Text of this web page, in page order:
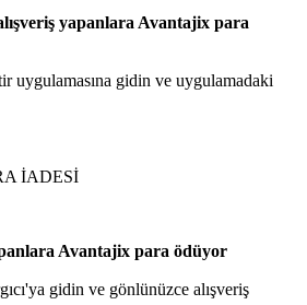
yapanlara Avantajix para
uygulamasına gidin ve uygulamadaki
İADESİ
Avantajix para ödüyor
gidin ve gönlünüzce alışveriş